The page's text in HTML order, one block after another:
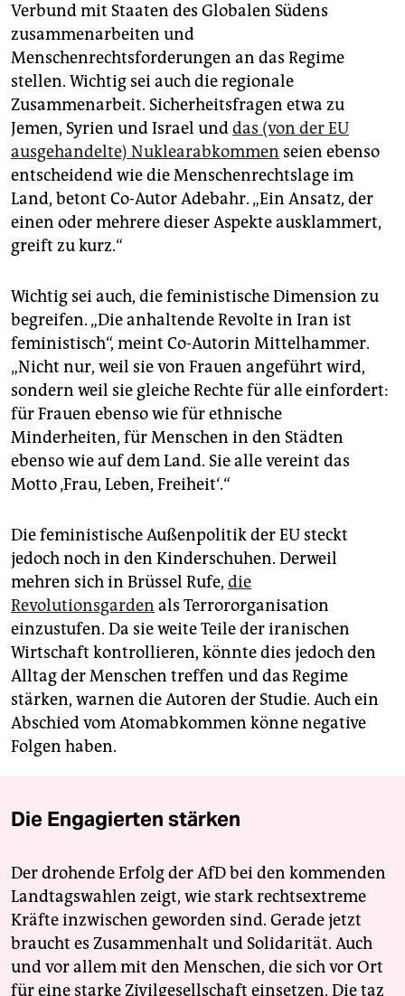
Verbund mit Staaten des Globalen Südens
zusammenarbeiten und
Menschenrechtsforderungen an das Regime
stellen. Wichtig sei auch die regionale
Zusammenarbeit. Sicherheitsfragen etwa zu
Jemen, Syrien und Israel unddas (von der EU
ausgehandelte) Nuklear­ab­kommen seien ebenso
entscheidend wie die Menschenrechtslage im
Land, betont Co-Autor Adebahr. „Ein Ansatz, der
einen oder mehrere dieser Aspekte ausklammert,
greift zu kurz.“
Wichtig sei auch, die feministische Dimension zu
begreifen. „Die anhaltende Revolte in Iran ist
feministisch“, meint Co-Autorin Mittelhammer.
„Nicht nur, weil sie von Frauen angeführt wird,
sondern weil sie gleiche Rechte für alle einfordert:
für Frauen ebenso wie für ethnische
Minderheiten, für Menschen in den Städten
ebenso wie auf dem Land. Sie alle vereint das
Motto ‚Frau, Leben, Freiheit‘.“
Die feministische Außenpolitik der EU steckt
jedoch noch in den Kinderschuhen. Derweil
mehren sich in Brüssel Rufe, die
Revolutionsgarden als Terrororganisation
einzustufen. Da sie weite Teile der iranischen
Wirtschaft kontrollieren, könnte dies jedoch den
Alltag der Menschen treffen und das Regime
stärken, warnen die Autoren der Studie. Auch ein
Abschied vom Atomabkommen könne negative
Folgen haben.
Die Engagierten stärken
Der drohende Erfolg der AfD bei den kommenden
Landtagswahlen zeigt, wie stark rechtsextreme
Kräfte inzwischen geworden sind. Gerade jetzt
braucht es Zusammenhalt und Solidarität. Auch
und vor allem mit den Menschen, die sich vor Ort
für eine starke Zivilgesellschaft einsetzen. Die taz